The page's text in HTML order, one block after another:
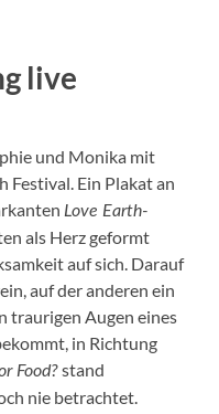
live
und Monika mit
Festival. Ein Plakat an
Love Earth-
als Herz geformt
auf sich. Darauf
auf der anderen ein
traurigen Augen eines
in Richtung
Food?stand
nie betrachtet.